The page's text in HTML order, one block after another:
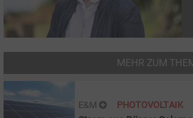
MEHR ZUM
E&M PHOTOVOLTAIK